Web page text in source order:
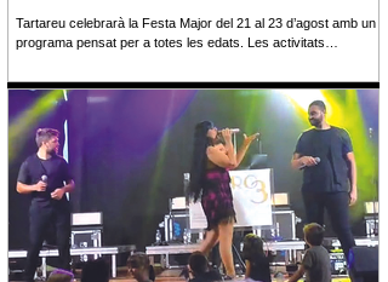
Tartareu celebrarà la Festa Major del 21 al 23 d’agost amb un
programa pensat per a totes les edats. Les activitats
germanor amb temàtica mexicana i una sessió de DJ.
Dissabte hi haurà la tradicional Guerra d’Aigua, gimcana,
xocolatada popular i concert amb el grup Rintius, seguit d’una
nova sessió musical. Diumenge, la festa continuarà amb
missa, vermut musical amb A Destemps, festa de l’escuma,
ball de tarda amb JALA